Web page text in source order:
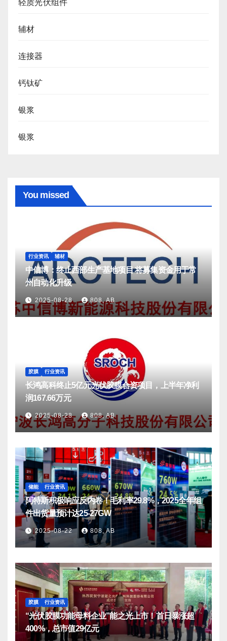
轻质光伏组件
辅材
连接器
钙钛矿
银浆
银浆
You missed
行业资讯 辅材
中信博：终止西部生产基地项目 将募集资金用于常
州自动化升级
2025-08-28 808, AB
胶膜 行业资讯
长鸿高科终止5亿元光伏胶膜合资项目，上半年净利
润167.66万元
2025-08-28 808, AB
储能 行业资讯
阿特斯积极响应反内卷！毛利率29.8%，2025全年组
件出货量预计达25-27GW
2025-08-22 808, AB
胶膜 行业资讯
“光伏胶膜功能母料企业”能之光上市！首日暴涨超
400%，总市值29亿元